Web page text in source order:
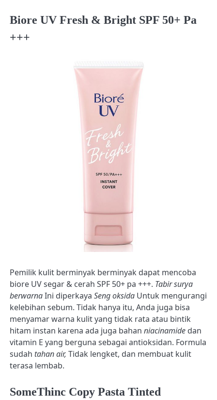
Biore UV Fresh & Bright SPF 50+ Pa
+++
Pemilik kulit berminyak berminyak dapat mencoba
biore UV segar & cerah SPF 50+ pa +++. Tabir surya
berwarnaIni diperkaya Seng oksida Untuk mengurangi
kelebihan sebum. Tidak hanya itu, Anda juga bisa
menyamar warna kulit yang tidak rata atau bintik
hitam instan karena ada juga bahan niacinamide dan
vitamin E yang berguna sebagai antioksidan. Formula
sudah tahan air, Tidak lengket, dan membuat kulit
terasa lembab.
SomeThinc Copy Pasta Tinted